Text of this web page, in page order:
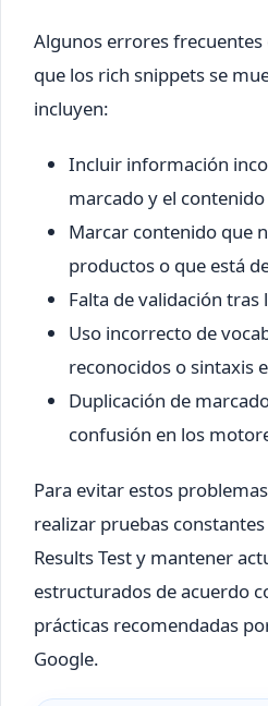
Algunos errores
que los rich snippets se
incluyen:
Incluir información
marcado y el
Marcar contenido que
productos o que está
Falta de validación
Uso incorrecto de
reconocidos o sintaxis
Duplicación de
confusión en los
Para evitar estos
realizar pruebas
Results Test y mantener
estructurados de acuerdo
prácticas recomendadas
Google.